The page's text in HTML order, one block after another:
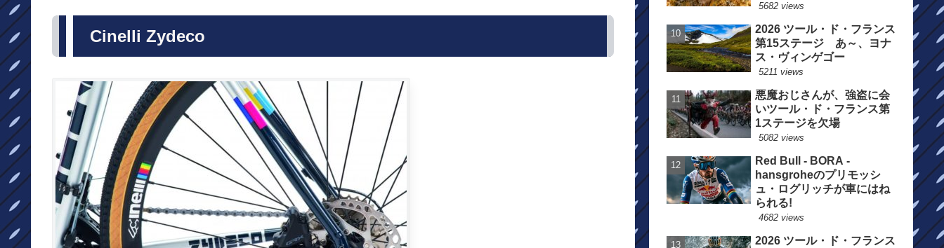
Cinelli Zydeco
5682 views
2026 ツール・ド・フランス
第15ステージ あ～、ヨナ
ス・ヴィンゲゴー
5211 views
悪魔おじさんが、強盗に会
いツール・ド・フランス第
1ステージを欠場
5082 views
Red Bull - BORA -
hansgroheのプリモッシ
ュ・ログリッチが車にはね
られる!
4682 views
2026 ツール・ド・フランス